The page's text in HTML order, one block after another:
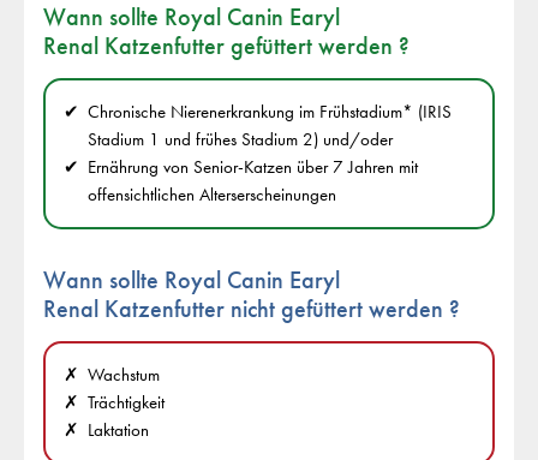
Wann sollte Royal Canin Earyl
Renal Katzenfutter gefüttert werden ?
Chronische Nierenerkrankung im Frühstadium* (IRIS
Stadium 1 und frühes Stadium 2) und/oder
Ernährung von Senior-Katzen über 7 Jahren mit
offensichtlichen Alterserscheinungen
Wann sollte Royal Canin Earyl
Renal Katzenfutter nichtgefüttert werden ?
Wachstum
Trächtigkeit
Laktation